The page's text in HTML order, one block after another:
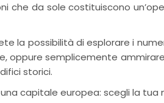
che da sole costituiscono
la possibilità di esplorare i
oppure semplicemente
storici.
capitale europea: scegli la